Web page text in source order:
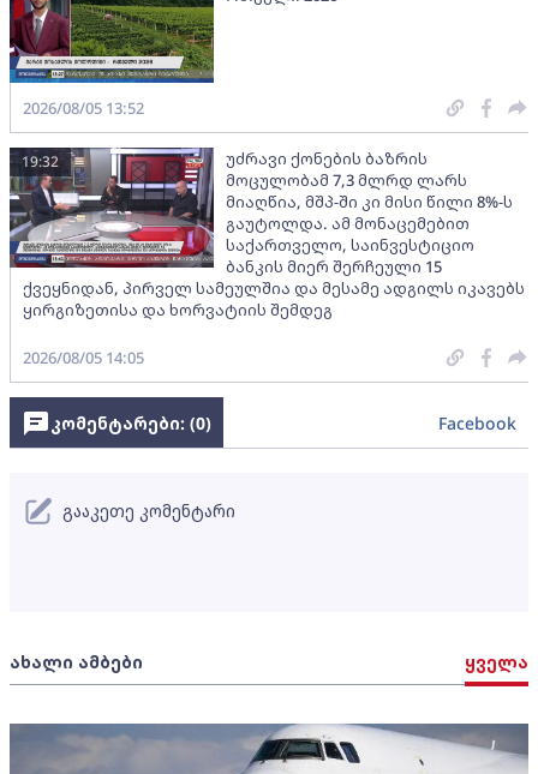
2026/08/05 13:52
უძრავი ქონების ბაზრის
მოცულობამ 7,3 მლრდ ლარს
მიაღწია, მშპ-ში კი მისი წილი 8%-ს
გაუტოლდა. ამ მონაცემებით
საქართველო, საინვესტიციო
ბანკის მიერ შერჩეული 15
ქვეყნიდან, პირველ სამეულშია და მესამე ადგილს იკავებს
ყირგიზეთისა და ხორვატიის შემდეგ
19:32
2026/08/05 14:05
ახალი ამბები ყველა
კომენტარები: (0) Facebook
გააკეთე კომენტარი